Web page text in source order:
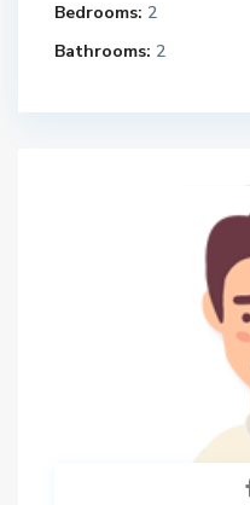
Bedrooms: 2
Bathrooms: 2